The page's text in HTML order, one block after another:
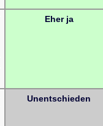
Eher ja
Unentschieden